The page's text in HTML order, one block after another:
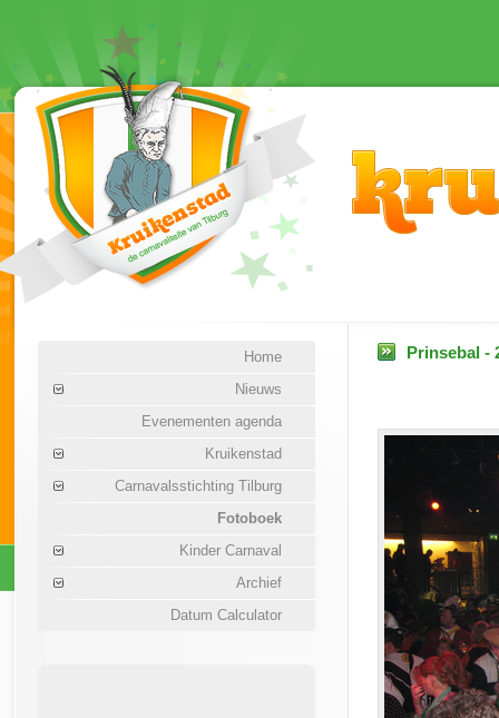
Home
Nieuws
Evenementen agenda
Kruikenstad
Carnavalsstichting Tilburg
Fotoboek
Kinder Carnaval
Archief
Datum Calculator
Prinsebal -